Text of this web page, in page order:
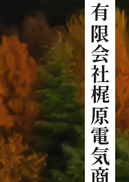
有限会社梶原電気商会